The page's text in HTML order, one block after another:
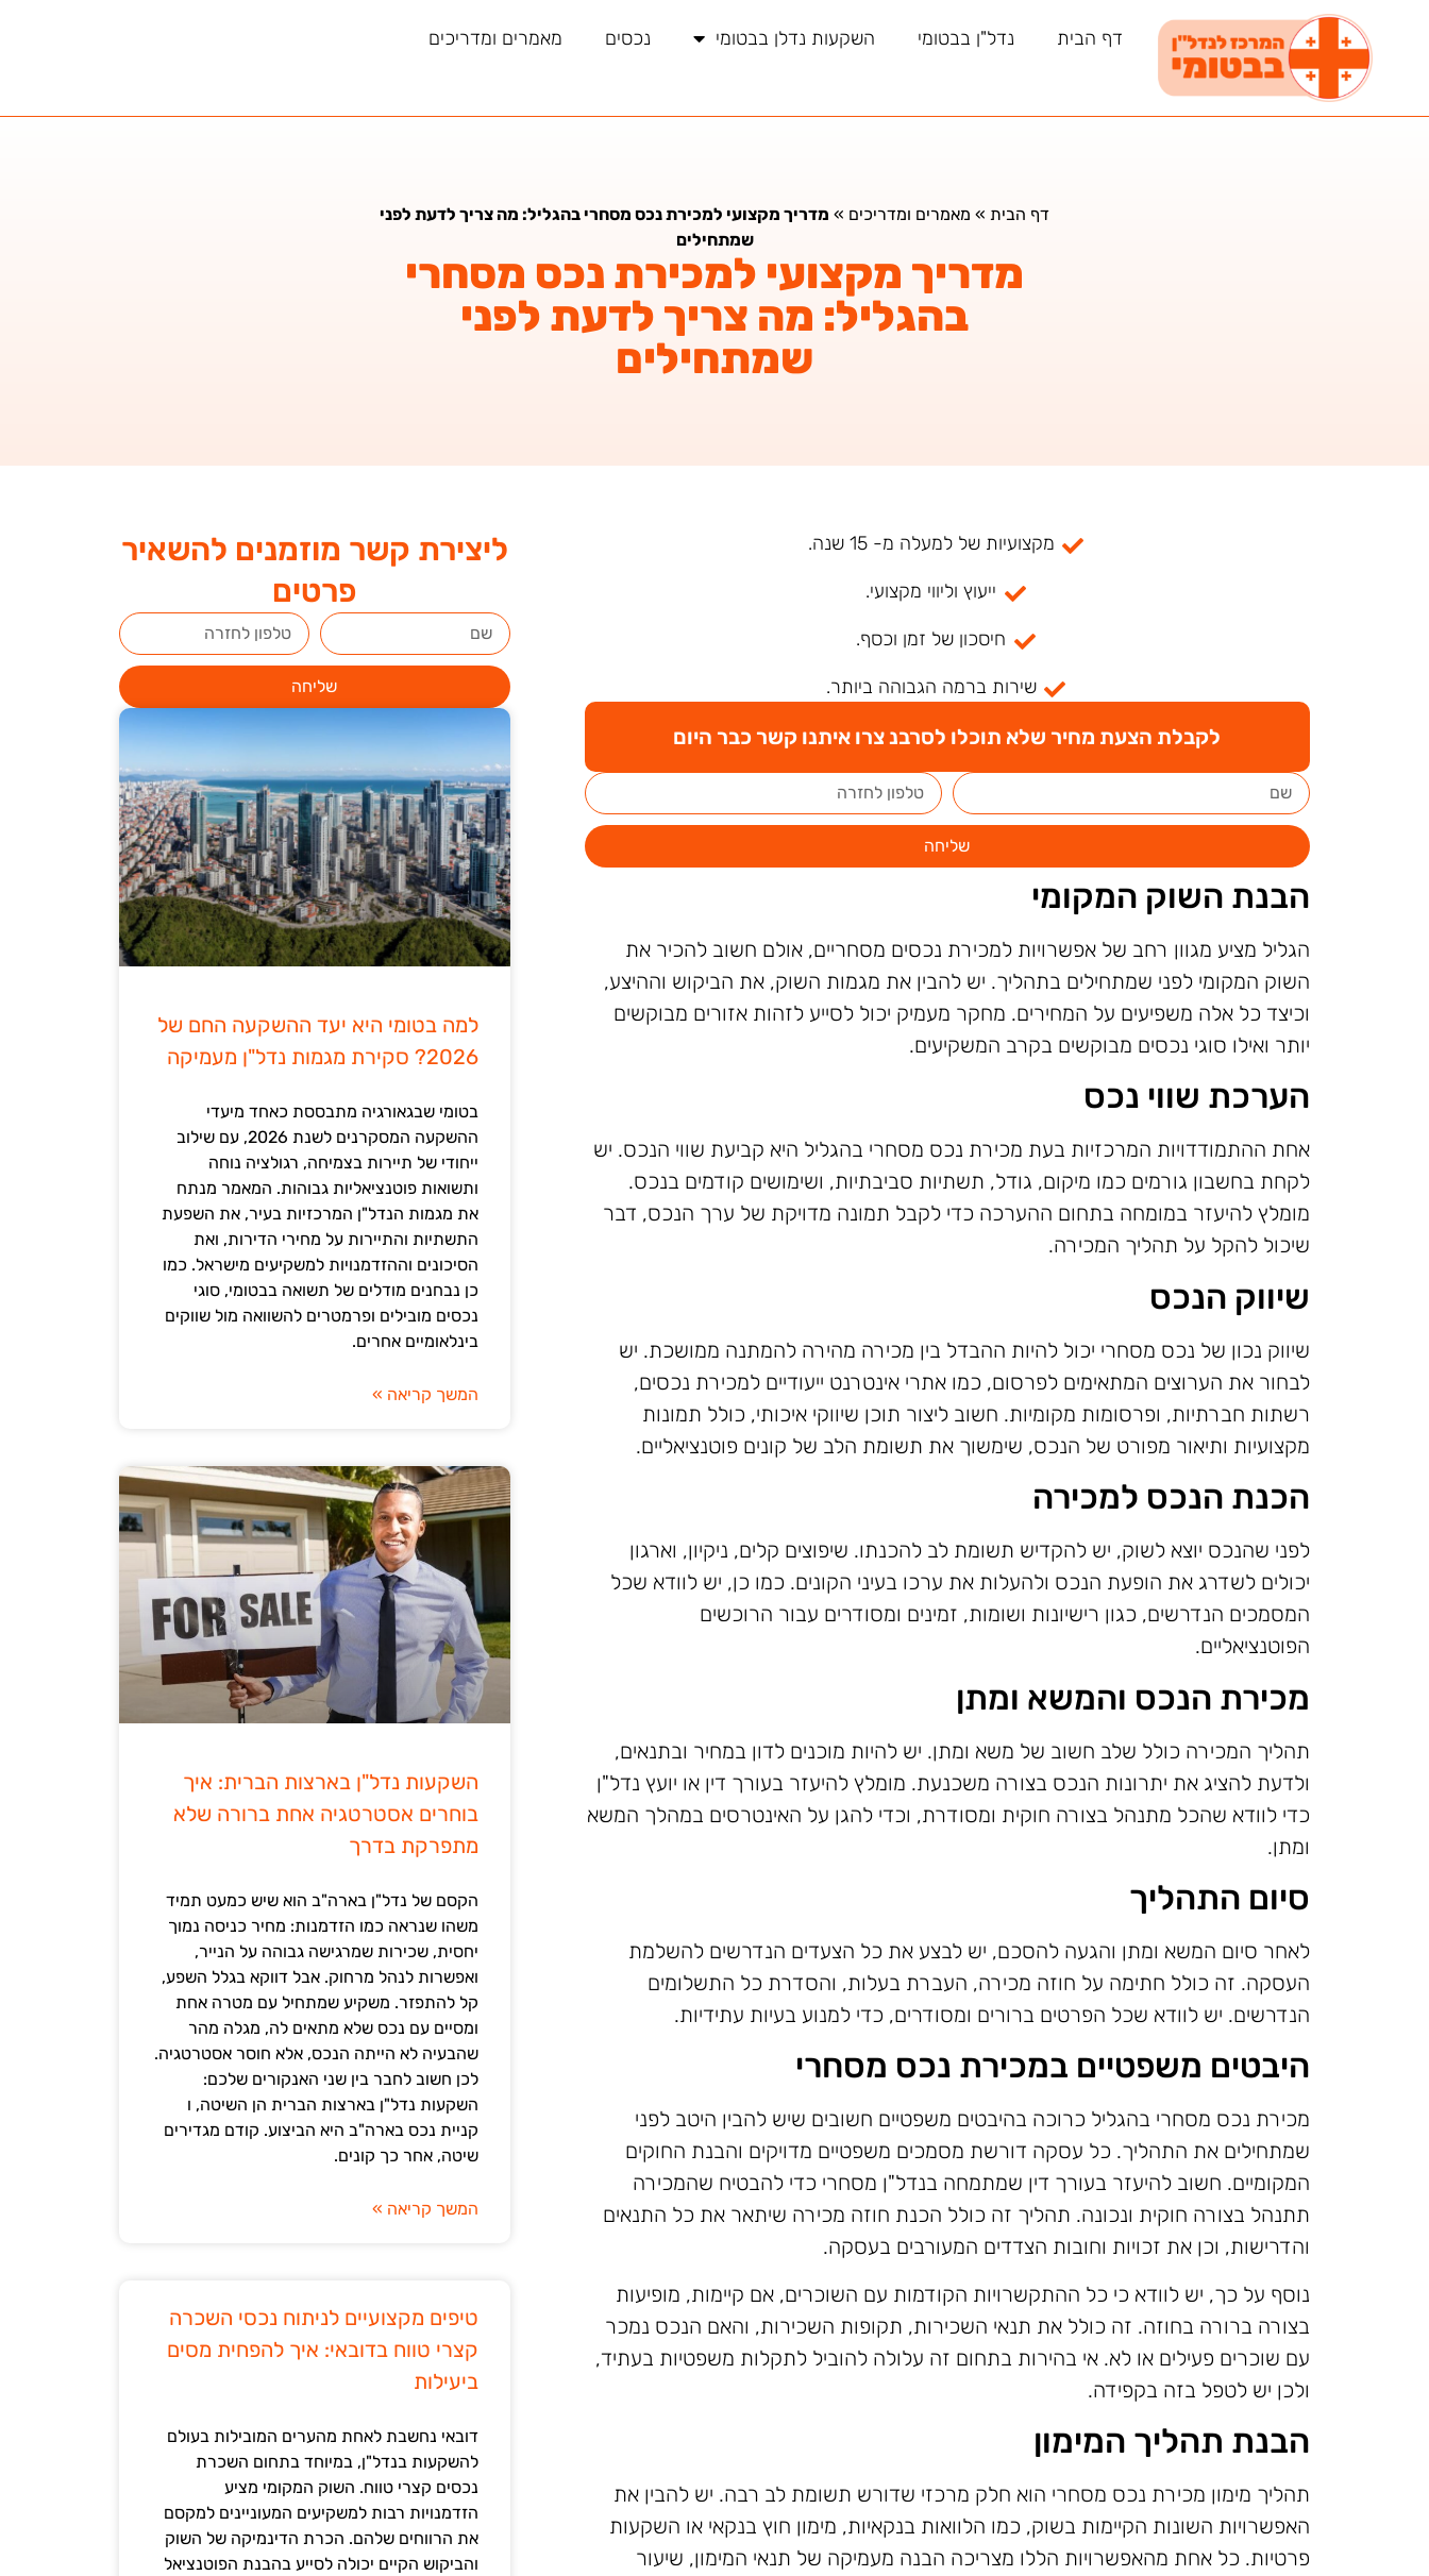
דף הבית נדל"ן בבטומי השקעות נדלן בבטומי נכסים מאמרים ומדריכים
דף הבית » מאמרים ומדריכים » מדריך מקצועי למכירת נכס מסחרי בהגליל: מה צריך לדעת לפני
שמתחילים
מדריך מקצועי למכירת נכס מסחרי
בהגליל: מה צריך לדעת לפני
שמתחילים
ליצירת קשר מוזמנים להשאיר
פרטים
שליחה
למה בטומי היא יעד ההשקעה החם של
2026? סקירת מגמות נדל"ן מעמיקה
בטומי שבגאורגיה מתבססת כאחד מיעדי
ההשקעה המסקרנים לשנת 2026, עם שילוב
ייחודי של תיירות בצמיחה, רגולציה נוחה
ותשואות פוטנציאליות גבוהות. המאמר מנתח
את מגמות הנדל"ן המרכזיות בעיר, את השפעת
התשתיות והתיירות על מחירי הדירות, ואת
הסיכונים וההזדמנויות למשקיעים מישראל. כמו
כן נבחנים מודלים של תשואה בבטומי, סוגי
נכסים מובילים ופרמטרים להשוואה מול שווקים
בינלאומיים אחרים.
המשך קריאה »
השקעות נדל"ן בארצות הברית: איך
בוחרים אסטרטגיה אחת ברורה שלא
מתפרקת בדרך
הקסם של נדל"ן בארה"ב הוא שיש כמעט תמיד
משהו שנראה כמו הזדמנות: מחיר כניסה נמוך
יחסית, שכירות שמרגישה גבוהה על הנייר,
ואפשרות לנהל מרחוק. אבל דווקא בגלל השפע,
קל להתפזר. משקיע שמתחיל עם מטרה אחת
ומסיים עם נכס שלא מתאים לה, מגלה מהר
שהבעיה לא הייתה הנכס, אלא חוסר אסטרטגיה.
לכן חשוב לחבר בין שני האנקורים שלכם:
השקעות נדל"ן בארצות הברית הן השיטה, ו
קניית נכס בארה"ב היא הביצוע. קודם מגדירים
שיטה, אחר כך קונים.
המשך קריאה »
טיפים מקצועיים לניתוח נכסי השכרה
קצרי טווח בדובאי: איך להפחית מסים
ביעילות
דובאי נחשבת לאחת מהערים המובילות בעולם
להשקעות בנדל"ן, במיוחד בתחום השכרת
נכסים קצרי טווח. השוק המקומי מציע
הזדמנויות רבות למשקיעים המעוניינים למקסם
את הרווחים שלהם. הכרת הדינמיקה של השוק
והביקוש הקיים יכולה לסייע בהבנת הפוטנציאל
מקצועיות של למעלה מ- 15 שנה.
ייעוץ וליווי מקצועי.
חיסכון של זמן וכסף.
שירות ברמה הגבוהה ביותר.
לקבלת הצעת מחיר שלא תוכלו לסרבנ צרו איתנו קשר כבר היום
שליחה
הבנת השוק המקומי
הגליל מציע מגוון רחב של אפשרויות למכירת נכסים מסחריים, אולם חשוב להכיר את
השוק המקומי לפני שמתחילים בתהליך. יש להבין את מגמות השוק, את הביקוש וההיצע,
וכיצד כל אלה משפיעים על המחירים. מחקר מעמיק יכול לסייע לזהות אזורים מבוקשים
יותר ואילו סוגי נכסים מבוקשים בקרב המשקיעים.
הערכת שווי נכס
אחת ההתמודדויות המרכזיות בעת מכירת נכס מסחרי בהגליל היא קביעת שווי הנכס. יש
לקחת בחשבון גורמים כמו מיקום, גודל, תשתיות סביבתיות, ושימושים קודמים בנכס.
מומלץ להיעזר במומחה בתחום ההערכה כדי לקבל תמונה מדויקת של ערך הנכס, דבר
שיכול להקל על תהליך המכירה.
שיווק הנכס
שיווק נכון של נכס מסחרי יכול להיות ההבדל בין מכירה מהירה להמתנה ממושכת. יש
לבחור את הערוצים המתאימים לפרסום, כמו אתרי אינטרנט ייעודיים למכירת נכסים,
רשתות חברתיות, ופרסומות מקומיות. חשוב ליצור תוכן שיווקי איכותי, כולל תמונות
מקצועיות ותיאור מפורט של הנכס, שימשוך את תשומת הלב של קונים פוטנציאליים.
הכנת הנכס למכירה
לפני שהנכס יוצא לשוק, יש להקדיש תשומת לב להכנתו. שיפוצים קלים, ניקיון, וארגון
יכולים לשדרג את הופעת הנכס ולהעלות את ערכו בעיני הקונים. כמו כן, יש לוודא שכל
המסמכים הנדרשים, כגון רישיונות ושומות, זמינים ומסודרים עבור הרוכשים
הפוטנציאליים.
מכירת הנכס והמשא ומתן
תהליך המכירה כולל שלב חשוב של משא ומתן. יש להיות מוכנים לדון במחיר ובתנאים,
ולדעת להציג את יתרונות הנכס בצורה משכנעת. מומלץ להיעזר בעורך דין או יועץ נדל"ן
כדי לוודא שהכל מתנהל בצורה חוקית ומסודרת, וכדי להגן על האינטרסים במהלך המשא
ומתן.
סיום התהליך
לאחר סיום המשא ומתן והגעה להסכם, יש לבצע את כל הצעדים הנדרשים להשלמת
העסקה. זה כולל חתימה על חוזה מכירה, העברת בעלות, והסדרת כל התשלומים
הנדרשים. יש לוודא שכל הפרטים ברורים ומסודרים, כדי למנוע בעיות עתידיות.
היבטים משפטיים במכירת נכס מסחרי
מכירת נכס מסחרי בהגליל כרוכה בהיבטים משפטיים חשובים שיש להבין היטב לפני
שמתחילים את התהליך. כל עסקה דורשת מסמכים משפטיים מדויקים והבנת החוקים
המקומיים. חשוב להיעזר בעורך דין שמתמחה בנדל"ן מסחרי כדי להבטיח שהמכירה
תתנהל בצורה חוקית ונכונה. תהליך זה כולל הכנת חוזה מכירה שיתאר את כל התנאים
והדרישות, וכן את זכויות וחובות הצדדים המעורבים בעסקה.
נוסף על כך, יש לוודא כי כל ההתקשרויות הקודמות עם השוכרים, אם קיימות, מופיעות
בצורה ברורה בחוזה. זה כולל את תנאי השכירות, תקופות השכירות, והאם הנכס נמכר
עם שוכרים פעילים או לא. אי בהירות בתחום זה עלולה להוביל לתקלות משפטיות בעתיד,
ולכן יש לטפל בזה בקפידה.
הבנת תהליך המימון
תהליך מימון מכירת נכס מסחרי הוא חלק מרכזי שדורש תשומת לב רבה. יש להבין את
האפשרויות השונות הקיימות בשוק, כמו הלוואות בנקאיות, מימון חוץ בנקאי או השקעות
פרטיות. כל אחת מהאפשרויות הללו מצריכה הבנה מעמיקה של תנאי המימון, שיעור